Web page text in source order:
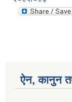
ऐन, कानुन